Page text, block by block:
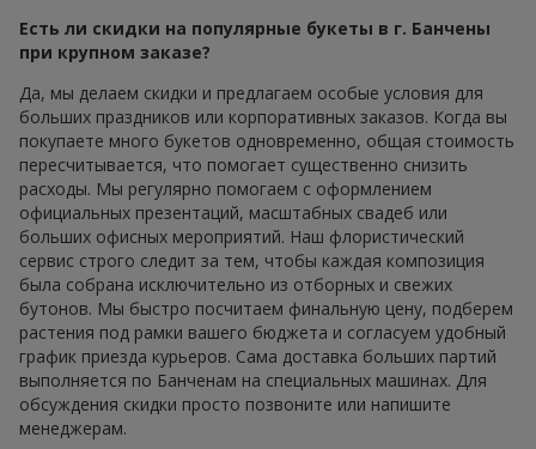
Есть ли скидки на популярные букеты в г. Банчены
при крупном заказе?
Да, мы делаем скидки и предлагаем особые условия для
больших праздников или корпоративных заказов. Когда вы
покупаете много букетов одновременно, общая стоимость
пересчитывается, что помогает существенно снизить
расходы. Мы регулярно помогаем с оформлением
официальных презентаций, масштабных свадеб или
больших офисных мероприятий. Наш флористический
сервис строго следит за тем, чтобы каждая композиция
была собрана исключительно из отборных и свежих
бутонов. Мы быстро посчитаем финальную цену, подберем
растения под рамки вашего бюджета и согласуем удобный
график приезда курьеров. Сама доставка больших партий
выполняется по Банченам на специальных машинах. Для
обсуждения скидки просто позвоните или напишите
менеджерам.